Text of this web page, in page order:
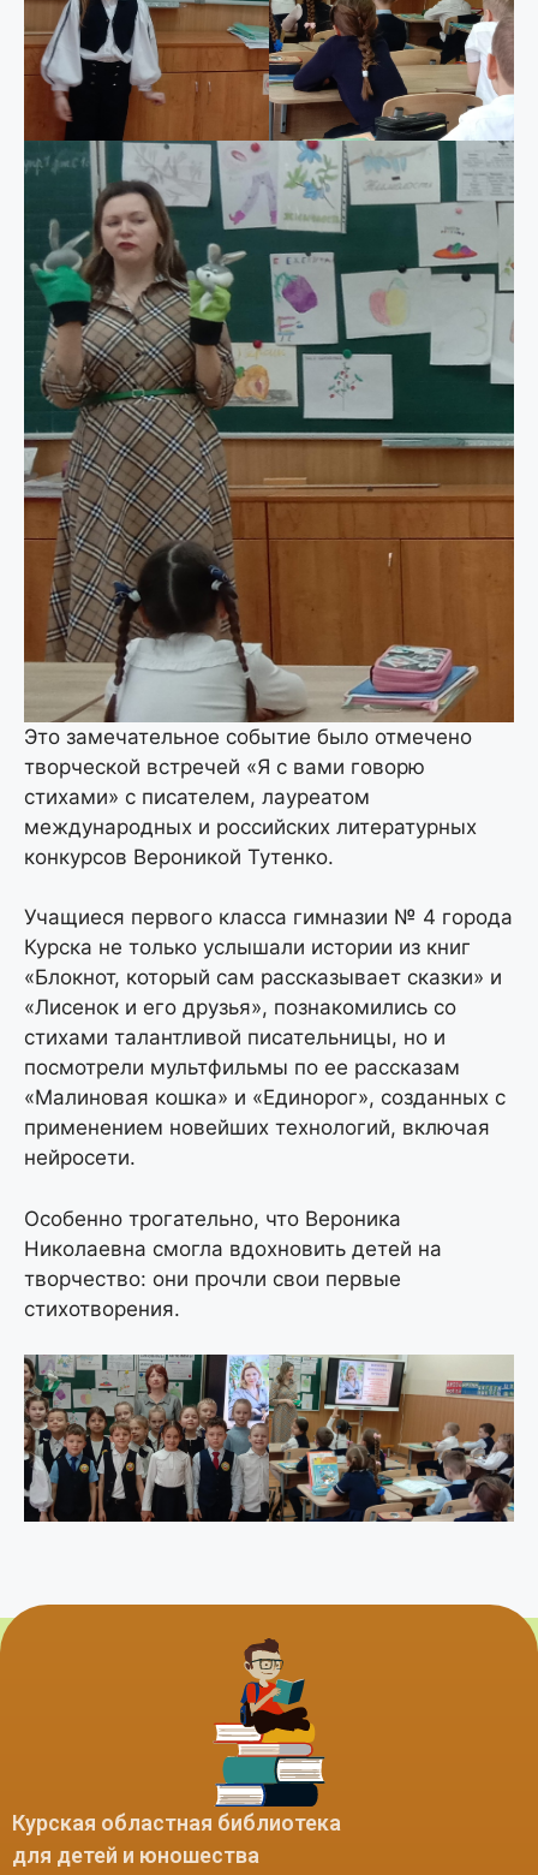
Это замечательное событие было отмечено
творческой встречей «Я с вами говорю
стихами» с писателем, лауреатом
международных и российских литературных
конкурсов Вероникой Тутенко.
Учащиеся первого класса гимназии № 4 города
Курска не только услышали истории из книг
«Блокнот, который сам рассказывает сказки» и
«Лисенок и его друзья», познакомились со
стихами талантливой писательницы, но и
посмотрели мультфильмы по ее рассказам
«Малиновая кошка» и «Единорог», созданных с
применением новейших технологий, включая
нейросети.
Особенно трогательно, что Вероника
Николаевна смогла вдохновить детей на
творчество: они прочли свои первые
стихотворения.
Курская областная библиотека
для детей и юношества